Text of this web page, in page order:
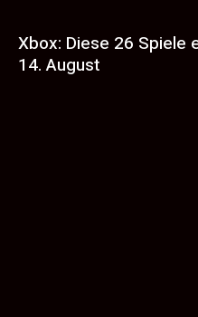
Xbox: Diese 26 Spiele
14. August